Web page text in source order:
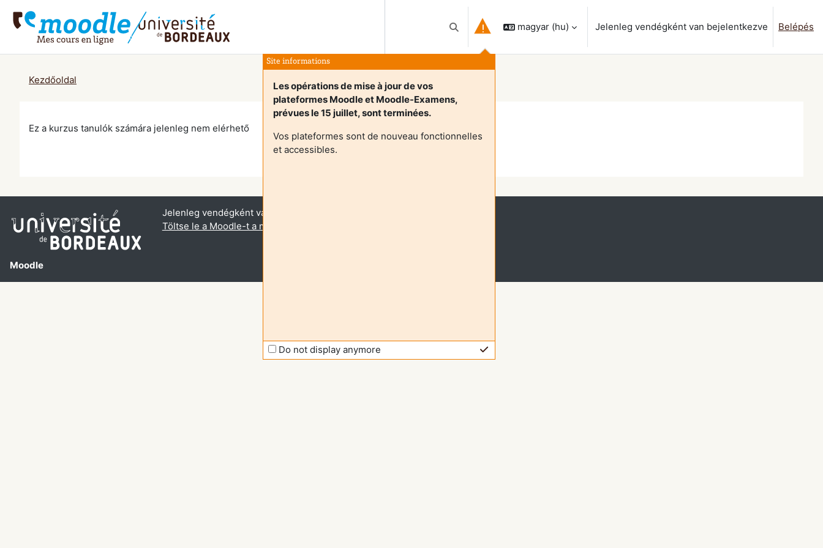
Keresési bemeneti adatok váltása
Site informations
Les opérations de mise à jour de vos
plateformes Moodle et Moodle-Examens,
prévues le 15 juillet, sont terminées.
Vos plateformes sont de nouveau fonctionnelles
et accessibles.
Do not display anymore
magyar ‎(hu)‎ Jelenleg vendégként van bejelentkezve Belépés
Kezdőoldal
Ez a kurzus tanulók számára jelenleg nem elérhető
Moodle
Jelenleg vendégként van bejelentkezve (
Töltse le a Moodle-t a mobiljára